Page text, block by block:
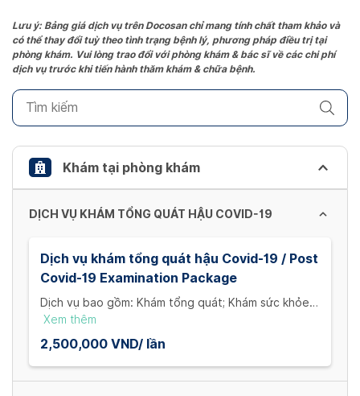
the
question
mark
to
keyboard
shortcuts
changing
Lưu ý: Bảng giá dịch vụ trên Docosan chỉ mang tính chất tham khảo và
có thể thay đổi tuỳ theo tình trạng bệnh lý, phương pháp điều trị tại
phòng khám. Vui lòng trao đổi với phòng khám & bác sĩ về các chi phí
dịch vụ trước khi tiến hành thăm khám & chữa bệnh.
Khám tại phòng khám
DỊCH VỤ KHÁM TỔNG QUÁT HẬU COVID-19
Dịch vụ khám tổng quát hậu Covid-19 / Post
Covid-19 Examination Package
Dịch vụ bao gồm: Khám tổng quát; Khám sức khỏe
tâm thần kinh; Xét nghiệm: Công thức máu; CRP; VS;
chức năng thận, chức năng gan, D dimer; Siêu âm
Doppler TM sâu; và Xquang phổi; nhưng không bao
gồm CT phổi không cản quang. / Services include:
Xem thêm
2,500,000 VND/ lần